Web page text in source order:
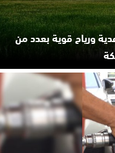
ورياح قوية بعدد من